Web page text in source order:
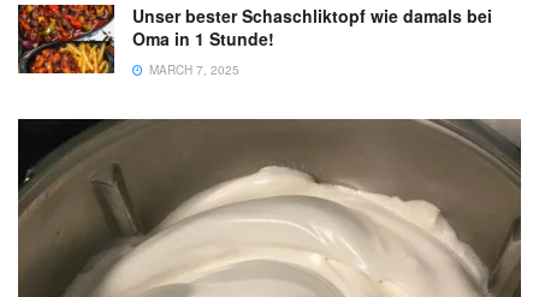
Unser bester Schaschliktopf wie damals bei
Oma in 1 Stunde!
MARCH 7, 2025